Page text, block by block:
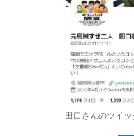
田口さんのツイッ